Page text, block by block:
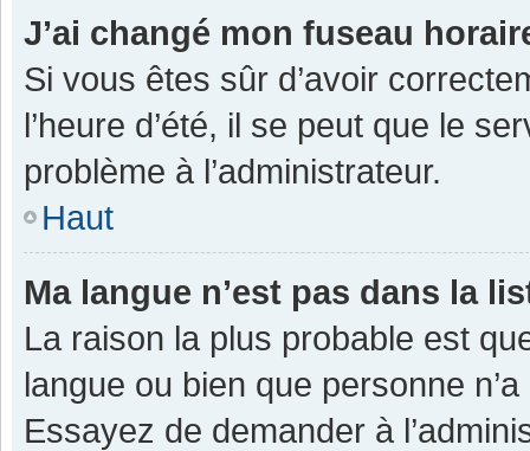
J’ai changé mon fuseau
Si vous êtes sûr d’avoir
l’heure d’été, il se peut que le
problème à l’administrateur.
Haut
Ma langue n’est pas dans la
La raison la plus probable est
langue ou bien que personne
Essayez de demander à